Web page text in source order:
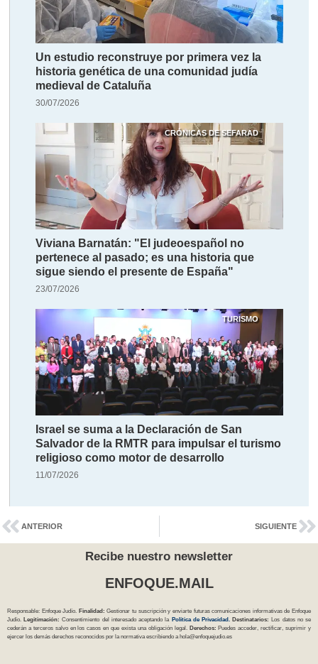
Un estudio reconstruye por primera vez la
historia genética de una comunidad judía
medieval de Cataluña
30/07/2026
CRÓNICAS DE SEFARAD
Viviana Barnatán: "El judeoespañol no
pertenece al pasado; es una historia que
sigue siendo el presente de España"
23/07/2026
TURISMO
Israel se suma a la Declaración de San
Salvador de la RMTR para impulsar el turismo
religioso como motor de desarrollo
11/07/2026
ANTERIOR SIGUIENTE
Recibe nuestro newsletter
ENFOQUE.MAIL
Responsable: Enfoque Judío. Finalidad: Gestionar tu suscripción y enviarte futuras comunicaciones informativas de Enfoque
Judío. Legitimación: Consentimiento del interesado aceptando la Política de Privacidad . Destinatarios: Los datos no se
cederán a terceros salvo en los casos en que exista una obligación legal. Derechos: Puedes acceder, rectificar, suprimir y
ejercer los demás derechos reconocidos por la normativa escribiendo a hola@enfoquejudio.es